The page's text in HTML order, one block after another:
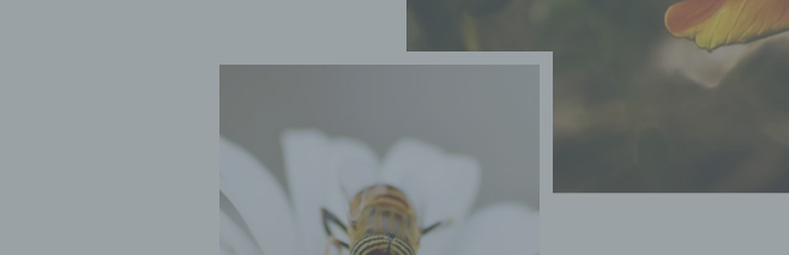
Profiling ist jede Art der
personenbezogener Daten, die
personenbezogenen Daten
natürlichen Person zu